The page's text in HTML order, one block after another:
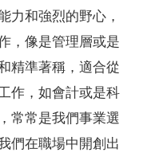
力和強烈的野心，
，像是管理層或是
精準著稱，適合從
作，如會計或是科
常常是我們事業選
們在職場中開創出